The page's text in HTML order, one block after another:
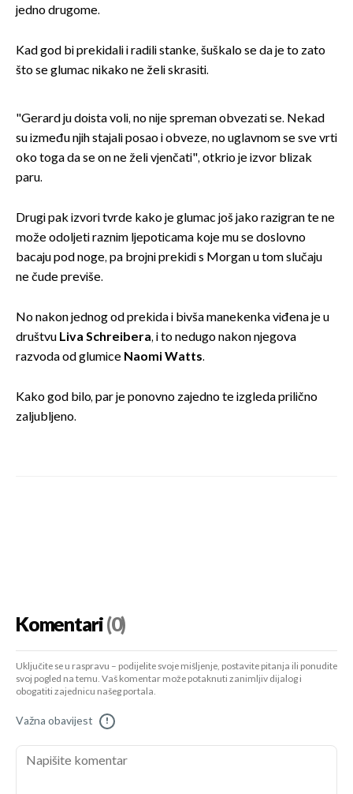
jedno drugome.
Kad god bi prekidali i radili stanke, šuškalo se da je to zato
što se glumac nikako ne želi skrasiti.
"Gerard ju doista voli, no nije spreman obvezati se. Nekad
su između njih stajali posao i obveze, no uglavnom se sve vrti
oko toga da se on ne želi vjenčati", otkrio je izvor blizak
paru.
Drugi pak izvori tvrde kako je glumac još jako razigran te ne
može odoljeti raznim ljepoticama koje mu se doslovno
bacaju pod noge, pa brojni prekidi s Morgan u tom slučaju
ne čude previše.
No nakon jednog od prekida i bivša manekenka viđena je u
društvu Liva Schreibera, i to nedugo nakon njegova
razvoda od glumice Naomi Watts.
Kako god bilo, par je ponovno zajedno te izgleda prilično
zaljubljeno.
Komentari(0)
Uključite se u raspravu – podijelite svoje mišljenje, postavite pitanja ili ponudite
svoj pogled na temu. Vaš komentar može potaknuti zanimljiv dijalog i
obogatiti zajednicu našeg portala.
Važna obavijest !